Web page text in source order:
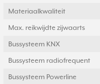
Materiaalkwaliteit
Max. reikwijdte zijwaarts
Bussysteem KNX
Bussysteem radiofrequent
Bussysteem Powerline